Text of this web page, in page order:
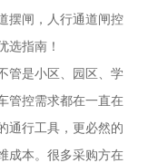
闸，人行通道闸控
选指南！
是小区、园区、学
管控需求都在一直在
通行工具，更必然的
成本。很多采购方在